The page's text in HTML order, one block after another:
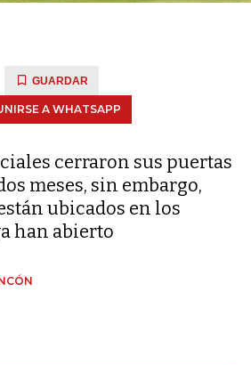
GUARDAR
A WHATSAPP
cerraron sus puertas
meses, sin embargo,
ubicados en los
han abierto